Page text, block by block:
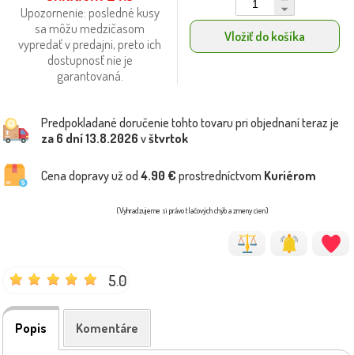
Upozornenie: posledné kusy
sa môžu medzičasom
vypredať v predajni, preto ich
dostupnosť nie je
garantovaná.
Vložiť do košíka
Predpokladané doručenie tohto tovaru pri objednaní teraz je
za 6 dní13.8.2026 vštvrtok
Cena dopravy už od 4.90 € prostredníctvom Kuriérom
(Vyhradzujeme si právo tlačových chýb a zmeny cien)
5.0
Popis Komentáre